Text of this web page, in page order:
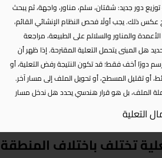
دور جديد: شقتان، سلم، مناور، واجهة، ثم يبحث
ذلك. يجب أولًا فحص النظام الإنشائي القائم،
والمناور والسلالم على الطبيعة، مراجعة
هل المبنى يتحمل التعلية المقترحة. إذا ظهر أن
دورًا أخف فقط؛ قد تكون النتيجة رفض التعلية، أو
أو تقليل المسطح، أو تحويل الملف إلى مسار آخر.
الملف، بل هو قرار هندسي يحدد هل ندخل مسار
تختلف باختلاف المنطقة